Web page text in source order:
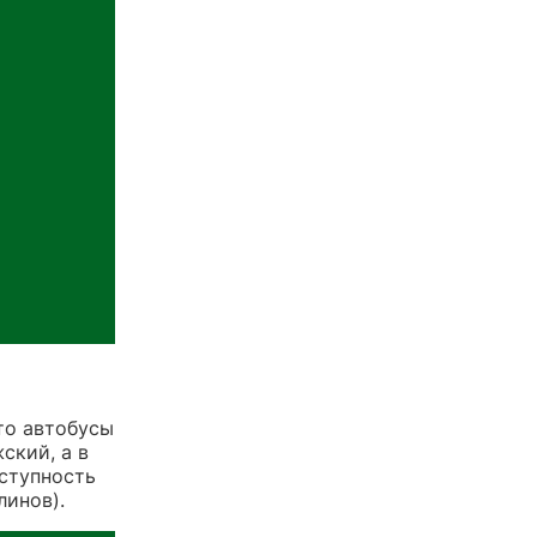
автобусы
а в